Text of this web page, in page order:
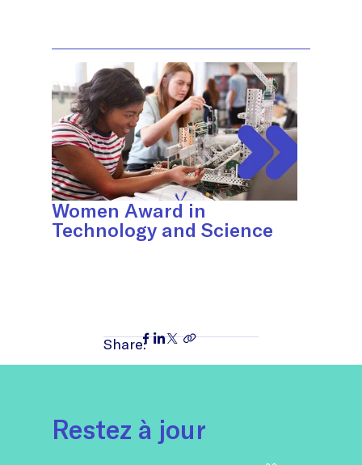
Women Award in
Technology and Science
Share:
Restez à jour